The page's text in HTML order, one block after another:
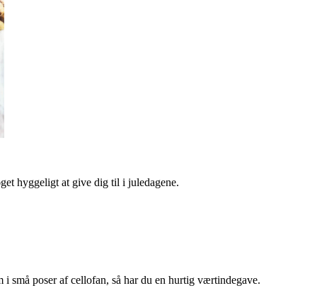
hyggeligt at give dig til i juledagene.
små poser af cellofan, så har du en hurtig værtindegave.